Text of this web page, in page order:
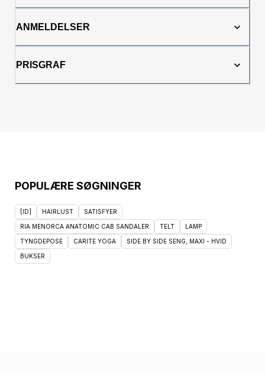
ANMELDELSER
PRISGRAF
POPULÆRE SØGNINGER
[ID] HAIRLUST SATISFYER
RIA MENORCA ANATOMIC CAB SANDALER TELT LAMP
TYNGDEPOSE CARITE YOGA SIDE BY SIDE SENG, MAXI - HVID
BUKSER